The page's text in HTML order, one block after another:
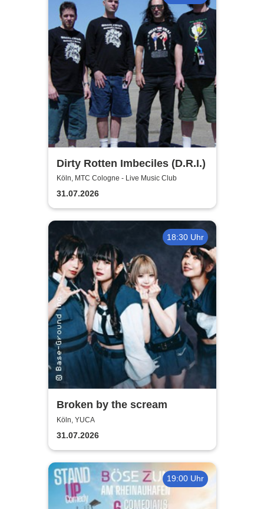
Dirty Rotten Imbeciles (D.R.I.)
Köln, MTC Cologne - Live Music Club
31.07.2026
18:30 Uhr
Broken by the scream
Köln, YUCA
31.07.2026
19:00 Uhr